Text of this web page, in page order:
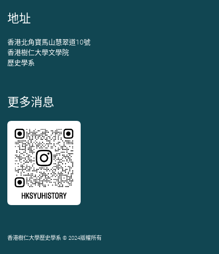
地址
香港北角寶馬山慧翠道10號
香港樹仁大學文學院
歷史學系
更多消息
香港樹仁大學歷史學系 © 2024版權所有